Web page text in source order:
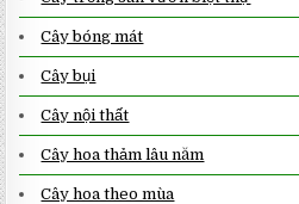
Cây bóng mát
Cây bụi
Cây nội thất
Cây hoa thảm lâu năm
Cây hoa theo mùa